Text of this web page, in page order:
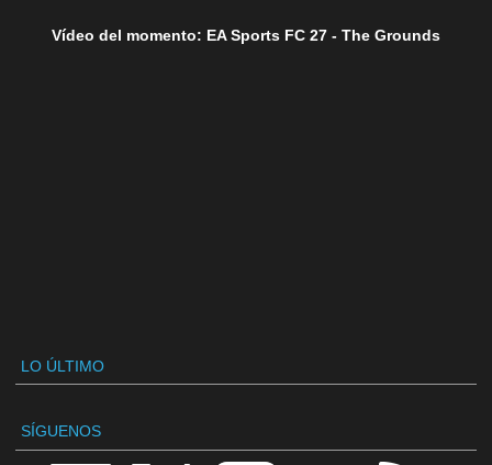
Vídeo del momento: EA Sports FC 27 - The Grounds
LO ÚLTIMO
SÍGUENOS